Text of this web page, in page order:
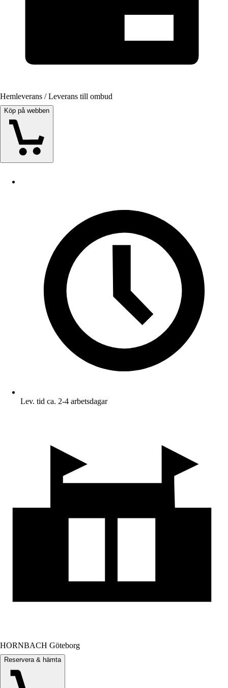
Hemleverans / Leverans till ombud
Köp på webben
Lev. tid ca. 2-4 arbetsdagar
HORNBACH Göteborg
Reservera & hämta